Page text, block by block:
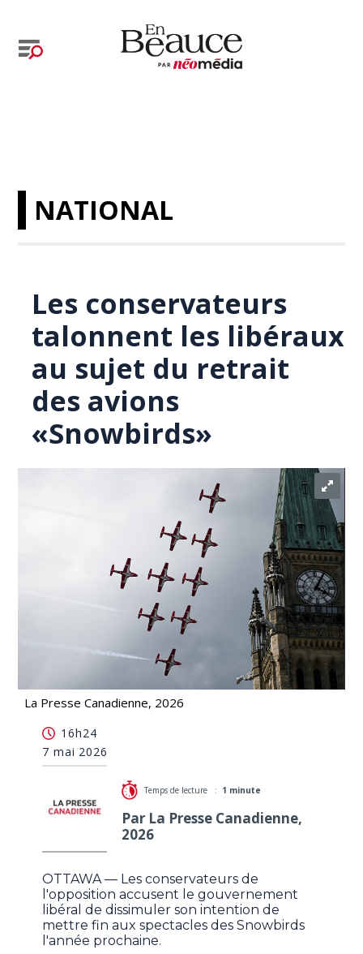
NATIONAL
Les conservateurs
talonnent les libéraux
au sujet du retrait
des avions
«Snowbirds»
La Presse Canadienne, 2026
du retrait des avions «Snowbirds»
16h24
7 mai 2026
Temps de lecture : 1 minute
Par La Presse Canadienne,
2026
OTTAWA — Les conservateurs de
l'opposition accusent le gouvernement
libéral de dissimuler son intention de
mettre fin aux spectacles des Snowbirds
l'année prochaine.